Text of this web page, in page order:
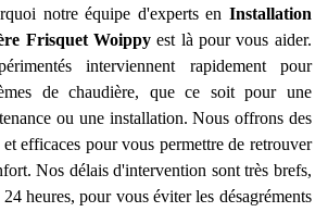
notre équipe d'experts en Installation
Frisquet Woippy est là pour vous aider.
interviennent rapidement pour
de chaudière, que ce soit pour une
ou une installation. Nous offrons des
efficaces pour vous permettre de retrouver
Nos délais d'intervention sont très brefs,
heures, pour vous éviter les désagréments